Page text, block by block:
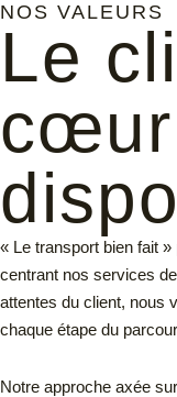
NOS VALEURS
Le
cœur
« Le transport bien fait
centrant nos services
attentes du client, nous
chaque étape du
Notre approche axée